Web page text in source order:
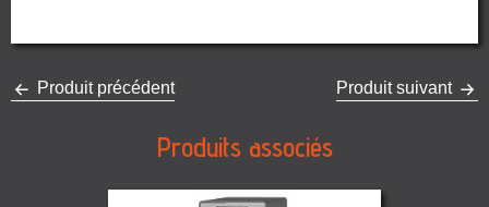
Produit précédent Produit suivant
Produits associés